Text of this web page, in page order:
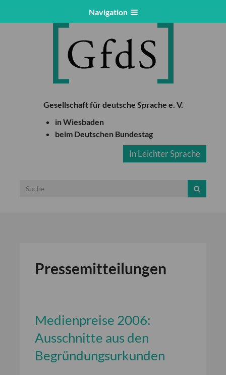
Navigation
Gesellschaft für deutsche Sprache e. V.
in Wiesbaden
beim Deutschen Bundestag
In Leichter Sprache
Pressemitteilungen
Medienpreise 2006:
Ausschnitte aus den
Begründungsurkunden